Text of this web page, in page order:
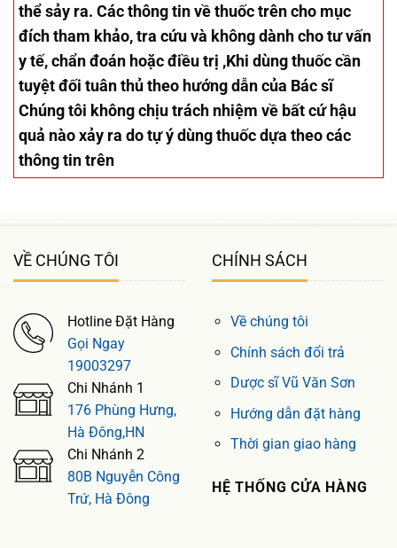
thể sảy ra. Các thông tin về thuốc trên cho mục
đích tham khảo, tra cứu và không dành cho tư vấn
y tế, chẩn đoán hoặc điều trị ,Khi dùng thuốc cần
tuyệt đối tuân thủ theo hướng dẫn của Bác sĩ
Chúng tôi không chịu trách nhiệm về bất cứ hậu
quả nào xảy ra do tự ý dùng thuốc dựa theo các
thông tin trên
VỀ CHÚNG TÔI
Hotline Đặt Hàng
Gọi Ngay
19003297
Chi Nhánh 1
176 Phùng Hưng,
Hà Đông,HN
Chi Nhánh 2
80B Nguyễn Công
Trứ, Hà Đông
CHÍNH SÁCH
Về chúng tôi
Chính sách đổi trả
Dược sĩ Vũ Văn Sơn
Hướng dẫn đặt hàng
Thời gian giao hàng
HỆ THỐNG CỬA HÀNG